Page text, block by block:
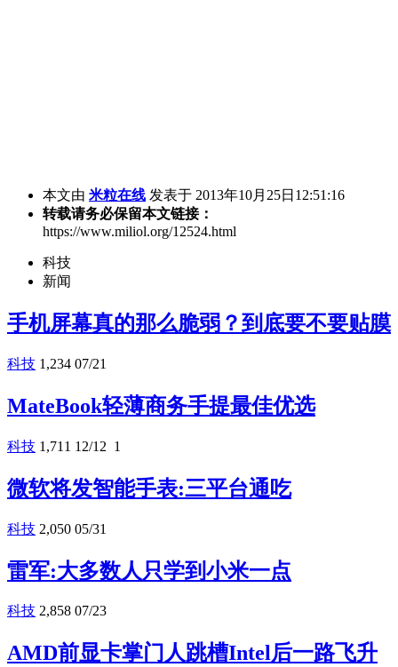
本文由 米粒在线 发表于 2013年10月25日12:51:16
转载请务必保留本文链接：
https://www.miliol.org/12524.html
科技
新闻
手机屏幕真的那么脆弱？到底要不要贴膜
科技 1,234 07/21
MateBook轻薄商务手提最佳优选
科技 1,711 12/12 1
微软将发智能手表:三平台通吃
科技 2,050 05/31
雷军:大多数人只学到小米一点
科技 2,858 07/23
AMD前显卡掌门人跳槽Intel后一路飞升